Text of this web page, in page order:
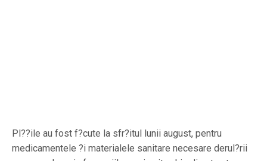
Pl??ile au fost f?cute la sfr?itul lunii august, pentru
medicamentele ?i materialele sanitare necesare derul?rii